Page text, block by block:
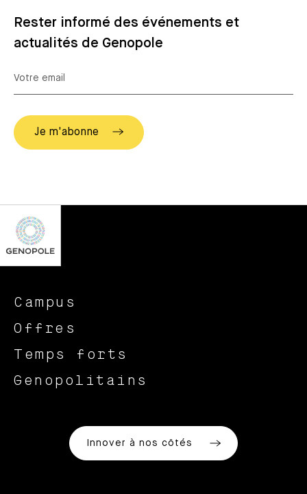
Rester informé des événements et
actualités de Genopole
Campus
Offres
Temps forts
Genopolitains
Innover à nos côtés